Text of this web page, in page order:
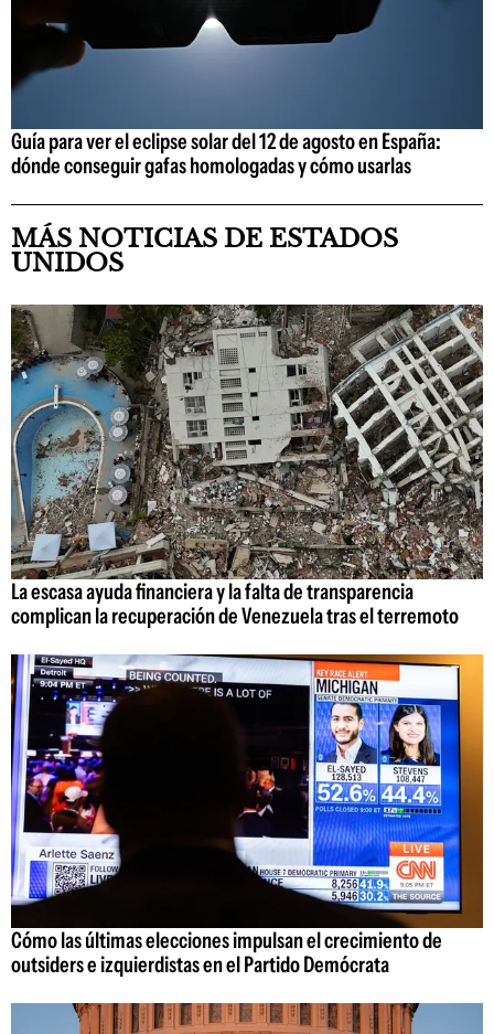
Guía para ver el eclipse solar del 12 de agosto en España:
dónde conseguir gafas homologadas y cómo usarlas
MÁS NOTICIAS DE ESTADOS
UNIDOS
La escasa ayuda financiera y la falta de transparencia
complican la recuperación de Venezuela tras el terremoto
Cómo las últimas elecciones impulsan el crecimiento de
outsiders e izquierdistas en el Partido Demócrata